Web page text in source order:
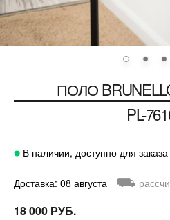
ПОЛО
PL-
В наличии, доступно для заказа
Доставка: 08 августа ⛟
18 000 РУБ.